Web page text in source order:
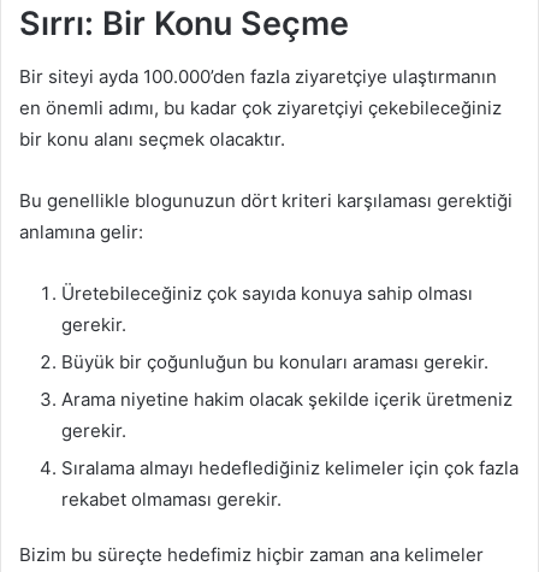
Sırrı: Bir Konu Seçme
Bir siteyi ayda 100.000’den fazla ziyaretçiye ulaştırmanın
en önemli adımı, bu kadar çok ziyaretçiyi çekebileceğiniz
bir konu alanı seçmek olacaktır.
Bu genellikle blogunuzun dört kriteri karşılaması gerektiği
anlamına gelir:
Üretebileceğiniz çok sayıda konuya sahip olması
gerekir.
Büyük bir çoğunluğun bu konuları araması gerekir.
Arama niyetine hakim olacak şekilde içerik üretmeniz
gerekir.
Sıralama almayı hedeflediğiniz kelimeler için çok fazla
rekabet olmaması gerekir.
Bizim bu süreçte hedefimiz hiçbir zaman ana kelimeler